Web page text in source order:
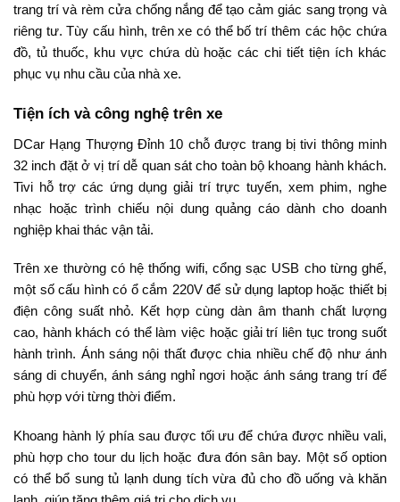
trang trí và rèm cửa chống nắng để tạo cảm giác sang trọng và
riêng tư. Tùy cấu hình, trên xe có thể bố trí thêm các hộc chứa
đồ, tủ thuốc, khu vực chứa dù hoặc các chi tiết tiện ích khác
phục vụ nhu cầu của nhà xe.
Tiện ích và công nghệ trên xe
DCar Hạng Thượng Đỉnh 10 chỗ được trang bị tivi thông minh
32 inch đặt ở vị trí dễ quan sát cho toàn bộ khoang hành khách.
Tivi hỗ trợ các ứng dụng giải trí trực tuyến, xem phim, nghe
nhạc hoặc trình chiếu nội dung quảng cáo dành cho doanh
nghiệp khai thác vận tải.
Trên xe thường có hệ thống wifi, cổng sạc USB cho từng ghế,
một số cấu hình có ổ cắm 220V để sử dụng laptop hoặc thiết bị
điện công suất nhỏ. Kết hợp cùng dàn âm thanh chất lượng
cao, hành khách có thể làm việc hoặc giải trí liên tục trong suốt
hành trình. Ánh sáng nội thất được chia nhiều chế độ như ánh
sáng di chuyển, ánh sáng nghỉ ngơi hoặc ánh sáng trang trí để
phù hợp với từng thời điểm.
Khoang hành lý phía sau được tối ưu để chứa được nhiều vali,
phù hợp cho tour du lịch hoặc đưa đón sân bay. Một số option
có thể bổ sung tủ lạnh dung tích vừa đủ cho đồ uống và khăn